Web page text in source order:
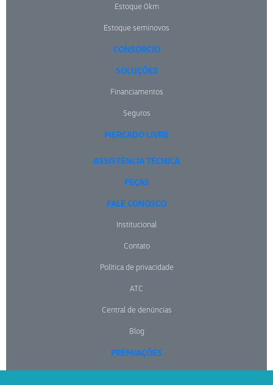
Estoque 0km
Estoque seminovos
CONSÓRCIO
SOLUÇÕES
Financiamentos
Seguros
MERCADO LIVRE
ASSISTÊNCIA TÉCNICA
PEÇAS
FALE CONOSCO
Institucional
Contato
Política de privacidade
ATC
Central de denúncias
Blog
PREMIAÇÕES